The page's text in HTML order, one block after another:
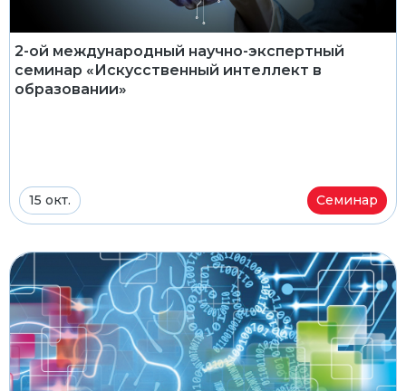
2-ой международный научно-экспертный
семинар «Искусственный интеллект в
образовании»
15 окт. Семинар